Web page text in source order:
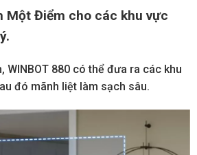
Một Điểm cho các khu vực
WINBOT 880 có thể đưa ra các khu
đó mãnh liệt làm sạch sâu.